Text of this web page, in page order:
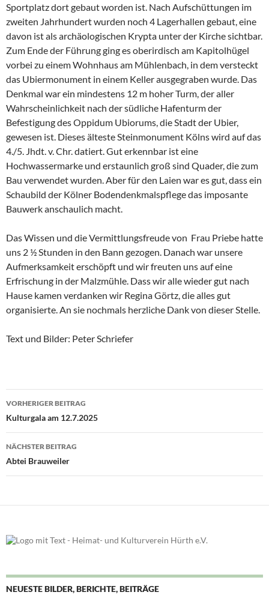
Sportplatz dort gebaut worden ist. Nach Aufschüttungen im
zweiten Jahrhundert wurden noch 4 Lagerhallen gebaut, eine
davon ist als archäologischen Krypta unter der Kirche sichtbar.
Zum Ende der Führung ging es oberirdisch am Kapitolhügel
vorbei zu einem Wohnhaus am Mühlenbach, in dem versteckt
das Ubiermonument in einem Keller ausgegraben wurde. Das
Denkmal war ein mindestens 12 m hoher Turm, der aller
Wahrscheinlichkeit nach der südliche Hafenturm der
Befestigung des Oppidum Ubiorums, die Stadt der Ubier,
gewesen ist. Dieses älteste Steinmonument Kölns wird auf das
4./5. Jhdt. v. Chr. datiert. Gut erkennbar ist eine
Hochwassermarke und erstaunlich groß sind Quader, die zum
Bau verwendet wurden. Aber für den Laien war es gut, dass ein
Schaubild der Kölner Bodendenkmalspflege das imposante
Bauwerk anschaulich macht.
Das Wissen und die Vermittlungsfreude von Frau Priebe hatte
uns 2 ½ Stunden in den Bann gezogen. Danach war unsere
Aufmerksamkeit erschöpft und wir freuten uns auf eine
Erfrischung in der Malzmühle. Dass wir alle wieder gut nach
Hause kamen verdanken wir Regina Görtz, die alles gut
organisierte. An sie nochmals herzliche Dank von dieser Stelle.
Text und Bilder: Peter Schriefer
Beitragsnavigation
VORHERIGER BEITRAG
Kulturgala am 12.7.2025
NÄCHSTER BEITRAG
Abtei Brauweiler
NEUESTE BILDER, BERICHTE, BEITRÄGE